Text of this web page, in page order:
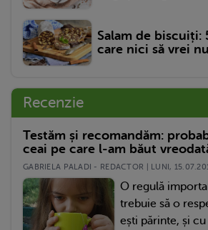
Salam de biscuiți:
care nici să vrei
Recenzie
Testăm și recomandăm:
ceai pe care l-am băut
GABRIELA PALADI - REDACTOR | LUNI,
O regulă
trebuie să o
ești părinte, și